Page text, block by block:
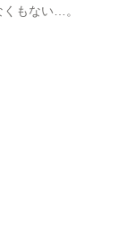
もない…。